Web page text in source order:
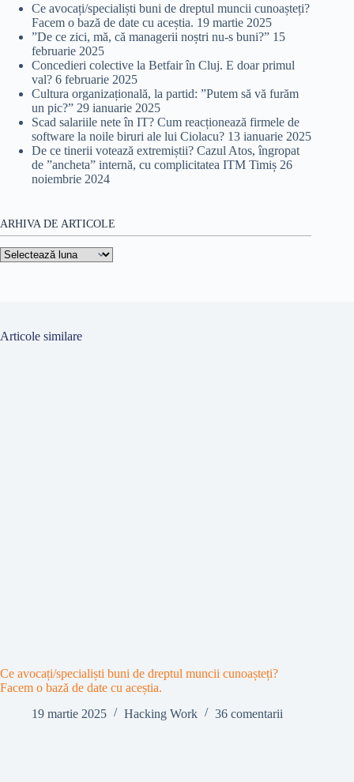
Ce avocați/specialiști buni de dreptul muncii cunoașteți?
Facem o bază de date cu aceștia. 19 martie 2025
”De ce zici, mă, că managerii noștri nu-s buni?” 15
februarie 2025
Concedieri colective la Betfair în Cluj. E doar primul
val? 6 februarie 2025
Cultura organizațională, la partid: ”Putem să vă furăm
un pic?” 29 ianuarie 2025
Scad salariile nete în IT? Cum reacționează firmele de
software la noile biruri ale lui Ciolacu? 13 ianuarie 2025
De ce tinerii votează extremiștii? Cazul Atos, îngropat
de ”ancheta” internă, cu complicitatea ITM Timiș 26
noiembrie 2024
ARHIVA DE ARTICOLE
Arhiva
de
Articole similare
Ce avocați/specialiști buni de dreptul muncii cunoașteți?
Facem o bază de date cu aceștia.
19 martie 2025
Hacking Work 36 comentarii